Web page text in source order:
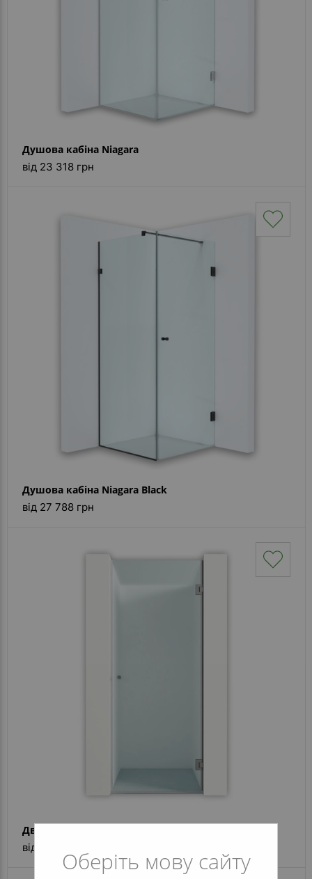
Оберіть мову сайту
Душова кабіна Niagara
від 23 318 грн
Душова кабіна Niagara Black
від 27 788 грн
Двері для душу Vega
від 14 343 грн